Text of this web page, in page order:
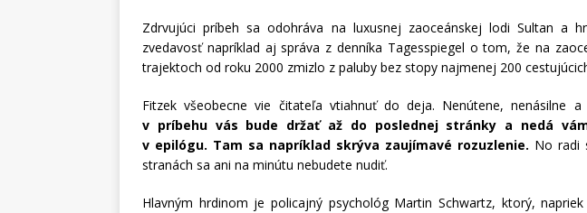
Zdrvujúci príbeh sa odohráva na luxusnej zaoceánskej lodi Sultan a
zvedavosť napríklad aj správa z denníka Tagesspiegel o tom, že na
trajektoch od roku 2000 zmizlo z paluby bez stopy najmenej 200
Fitzek všeobecne vie čitateľa vtiahnuť do deja. Nenútene, nenásilne
v príbehu vás bude držať až do poslednej stránky a nedá
v epilógu. Tam sa napríklad skrýva zaujímavé rozuzlenie. No radi
stranách sa ani na minútu nebudete nudiť.
Hlavným hrdinom je policajný psychológ Martin Schwartz, ktorý,